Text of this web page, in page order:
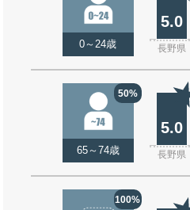
0～24歳
5.0
長野県
50%
65～74歳
5.0
長野県
100%